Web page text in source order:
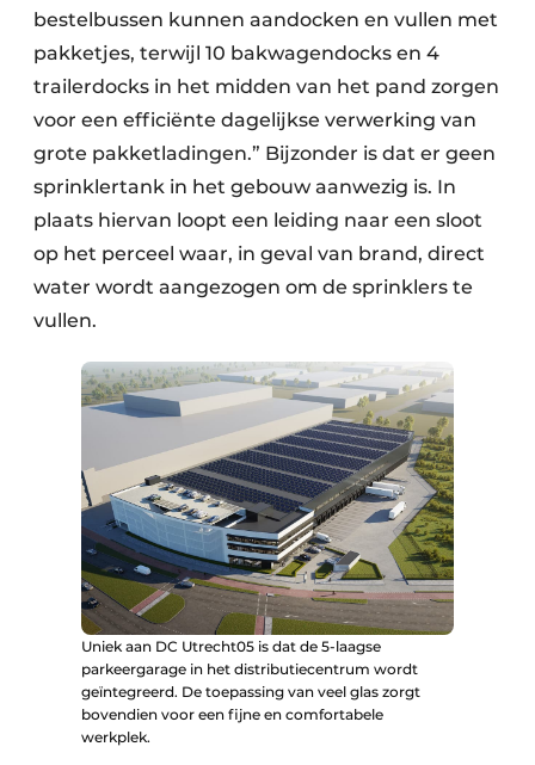
bestelbussen kunnen aandocken en vullen met
pakketjes, terwijl 10 bakwagendocks en 4
trailerdocks in het midden van het pand zorgen
voor een efficiënte dagelijkse verwerking van
grote pakketladingen.” Bijzonder is dat er geen
sprinklertank in het gebouw aanwezig is. In
plaats hiervan loopt een leiding naar een sloot
op het perceel waar, in geval van brand, direct
water wordt aangezogen om de sprinklers te
vullen.
Uniek aan DC Utrecht05 is dat de 5-laagse
parkeergarage in het distributiecentrum wordt
geïntegreerd. De toepassing van veel glas zorgt
bovendien voor een fijne en comfortabele
werkplek.